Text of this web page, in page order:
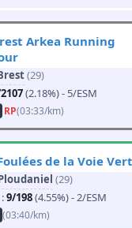
Arkea Running
(29)
(2.18%) - 5/ESM
RP(03:33/km)
de la Voie
(29)
9/198(4.55%) - 2/ESM
(03:40/km)